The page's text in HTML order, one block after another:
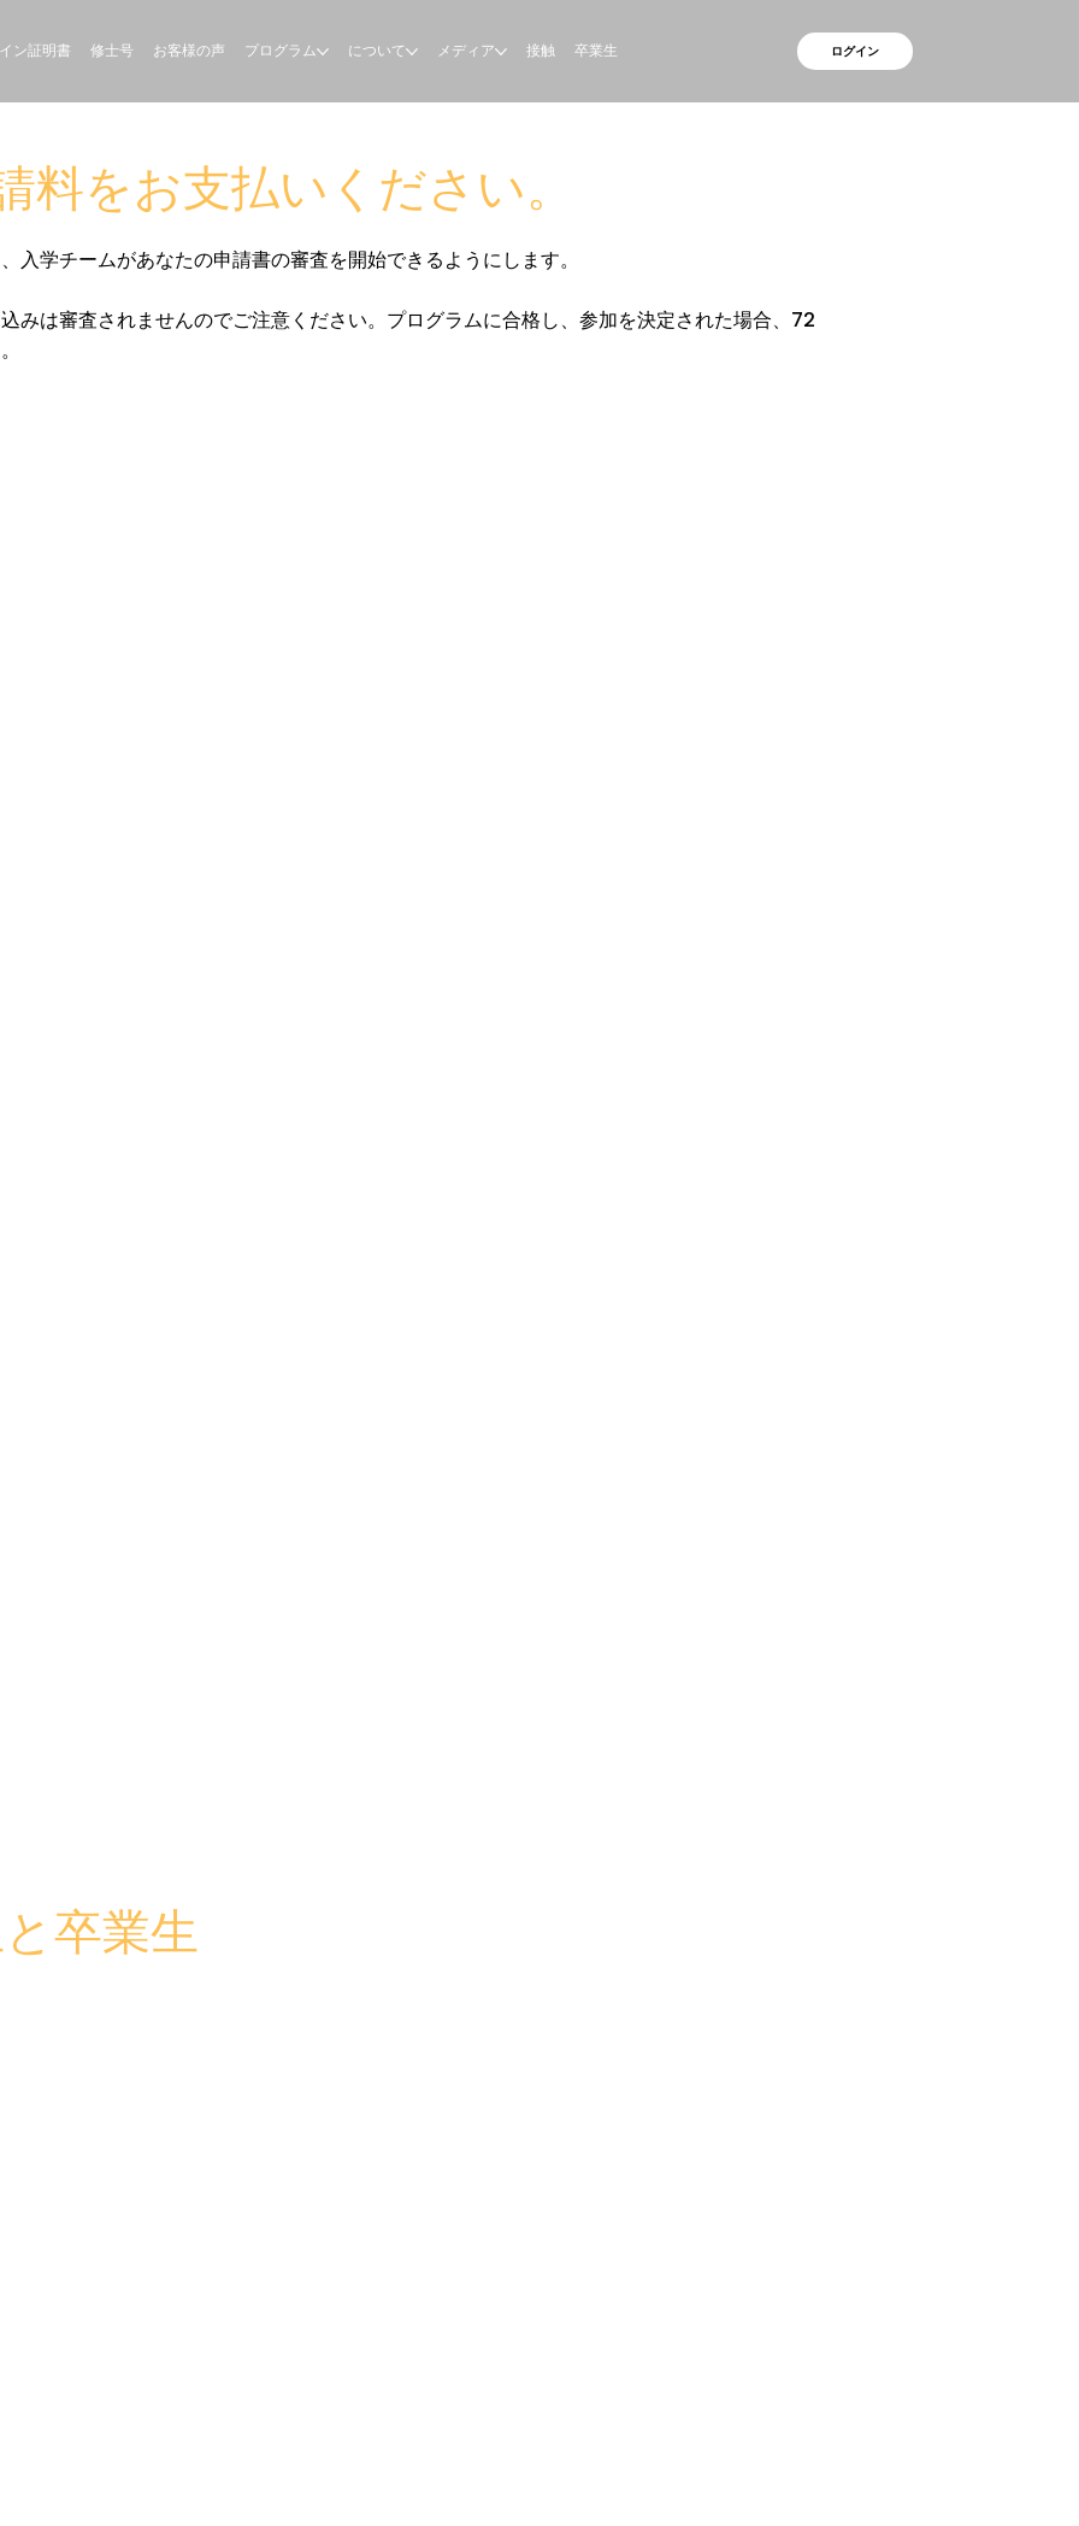
ン証明書 修士号 お客様の声 プログラム について メディア 接触 卒業生 ログイン
をお支払いください。
入学チームがあなたの申請書の審査を開始できるようにします。
みは審査されませんのでご注意ください。プログラムに合格し、参加を決定された場合、72
卒業生